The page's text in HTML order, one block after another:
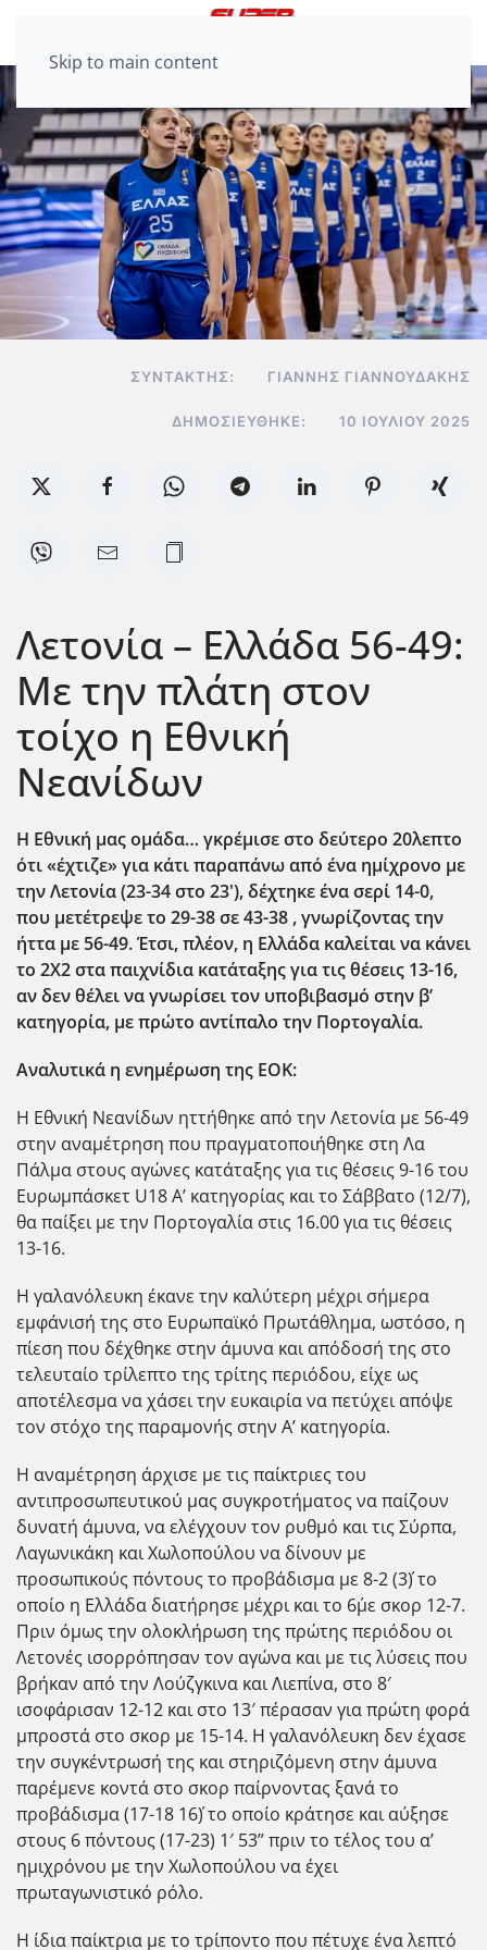
Skip to main content
ΣΥΝΤΆΚΤΗΣ: ΓΙΆΝΝΗΣ ΓΙΑΝΝΟΥΔΆΚΗΣ
ΔΗΜΟΣΙΕΎΘΗΚΕ: 10 ΙΟΥΛΊΟΥ 2025
Λετονία – Ελλάδα 56-49:
Με την πλάτη στον
τοίχο η Εθνική
Νεανίδων
Η Εθνική μας ομάδα… γκρέμισε στο δεύτερο 20λεπτο
ότι «έχτιζε» για κάτι παραπάνω από ένα ημίχρονο με
την Λετονία (23-34 στο 23'), δέχτηκε ένα σερί 14-0,
που μετέτρεψε το 29-38 σε 43-38 , γνωρίζοντας την
ήττα με 56-49. Έτσι, πλέον, η Ελλάδα καλείται να κάνει
το 2Χ2 στα παιχνίδια κατάταξης για τις θέσεις 13-16,
αν δεν θέλει να γνωρίσει τον υποβιβασμό στην β’
κατηγορία, με πρώτο αντίπαλο την Πορτογαλία.
Αναλυτικά η ενημέρωση της ΕΟΚ:
Η Εθνική Νεανίδων ηττήθηκε από την Λετονία με 56-49
στην αναμέτρηση που πραγματοποιήθηκε στη Λα
Πάλμα στους αγώνες κατάταξης για τις θέσεις 9-16 του
Ευρωμπάσκετ U18 Α’ κατηγορίας και το Σάββατο (12/7),
θα παίξει με την Πορτογαλία στις 16.00 για τις θέσεις
13-16.
Η γαλανόλευκη έκανε την καλύτερη μέχρι σήμερα
εμφάνισή της στο Ευρωπαϊκό Πρωτάθλημα, ωστόσο, η
πίεση που δέχθηκε στην άμυνα και απόδοσή της στο
τελευταίο τρίλεπτο της τρίτης περιόδου, είχε ως
αποτέλεσμα να χάσει την ευκαιρία να πετύχει απόψε
τον στόχο της παραμονής στην Α’ κατηγορία.
Η αναμέτρηση άρχισε με τις παίκτριες του
αντιπροσωπευτικού μας συγκροτήματος να παίζουν
δυνατή άμυνα, να ελέγχουν τον ρυθμό και τις Σύρπα,
Λαγωνικάκη και Χωλοπούλου να δίνουν με
προσωπικούς πόντους το προβάδισμα με 8-2 (3΄) το
οποίο η Ελλάδα διατήρησε μέχρι και το 6΄με σκορ 12-7.
Πριν όμως την ολοκλήρωση της πρώτης περιόδου οι
Λετονές ισορρόπησαν τον αγώνα και με τις λύσεις που
βρήκαν από την Λούζγκινα και Λιεπίνα, στο 8′
ισοφάρισαν 12-12 και στο 13′ πέρασαν για πρώτη φορά
μπροστά στο σκορ με 15-14. Η γαλανόλευκη δεν έχασε
την συγκέντρωσή της και στηριζόμενη στην άμυνα
παρέμενε κοντά στο σκορ παίρνοντας ξανά το
προβάδισμα (17-18 16΄) το οποίο κράτησε και αύξησε
στους 6 πόντους (17-23) 1′ 53” πριν το τέλος του α’
ημιχρόνου με την Χωλοπούλου να έχει
πρωταγωνιστικό ρόλο.
Η ίδια παίκτρια με το τρίποντο που πέτυχε ένα λεπτό